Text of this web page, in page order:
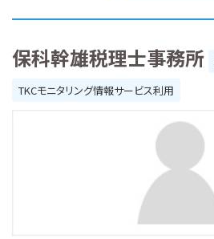
保科幹雄税理士事務所
TKCモニタリング情報サービス利用